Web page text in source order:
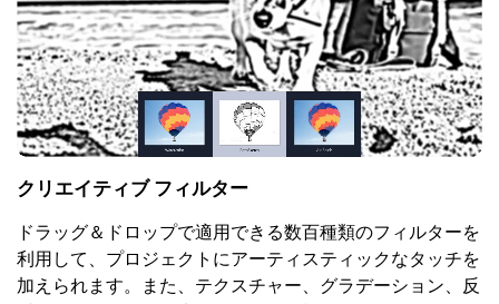
クリエイティブ フィルター
ドラッグ＆ドロップで適用できる数百種類のフィルターを
利用して、プロジェクトにアーティスティックなタッチを
加えられます。また、テクスチャー、グラデーション、反